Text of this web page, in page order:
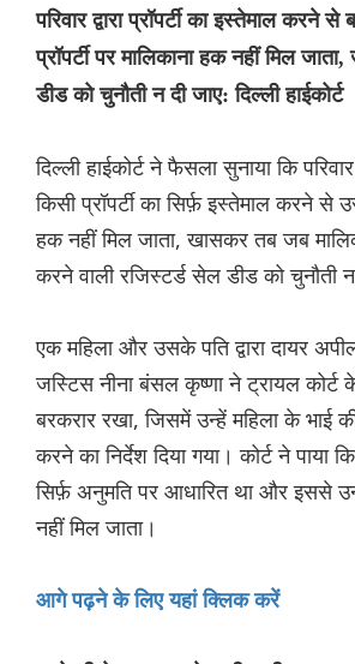
परिवार द्वारा प्रॉपर्टी का इस्तेमाल करने
प्रॉपर्टी पर मालिकाना हक नहीं मिल
डीड को चुनौती न दी जाए: दिल्ली हाईकोर्ट
दिल्ली हाईकोर्ट ने फैसला सुनाया कि
किसी प्रॉपर्टी का सिर्फ़ इस्तेमाल करने से
हक नहीं मिल जाता, खासकर तब जब
करने वाली रजिस्टर्ड सेल डीड को चुनौती न
एक महिला और उसके पति द्वारा दायर
जस्टिस नीना बंसल कृष्णा ने ट्रायल
बरकरार रखा, जिसमें उन्हें महिला के भाई की
करने का निर्देश दिया गया। कोर्ट ने पाया
सिर्फ़ अनुमति पर आधारित था और इससे
नहीं मिल जाता।
आगे पढ़ने के लिए यहां क्लिक करें